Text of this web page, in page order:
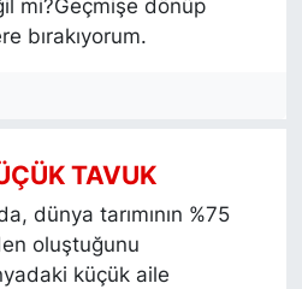
mi?Geçmişe dönüp
bırakıyorum.
TAVUK
dünya tarımının %75
oluştuğunu
küçük aile